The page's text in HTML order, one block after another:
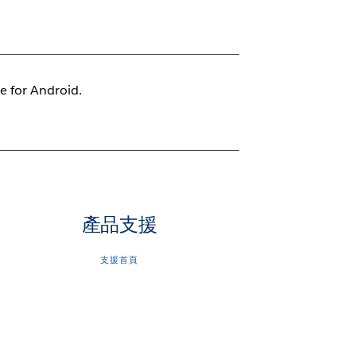
for Android.
產品支援
支援首頁